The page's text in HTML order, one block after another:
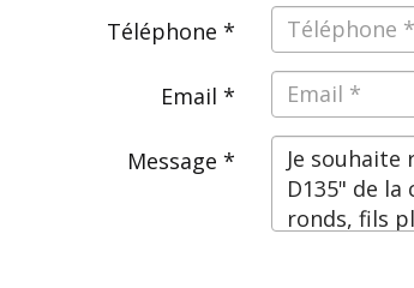
Téléphone *
Email *
Message *